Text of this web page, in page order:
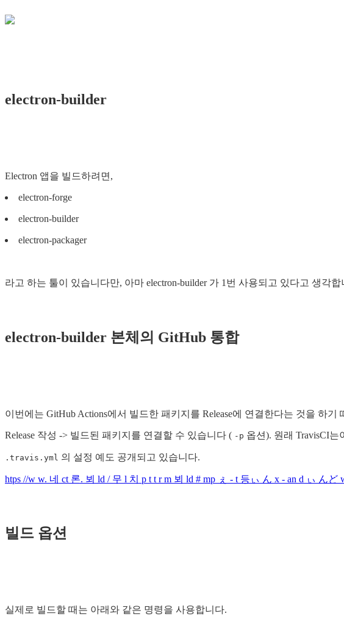
electron-builder
Electron 앱을 빌드하려면,
electron-forge
electron-builder
electron-packager
라고 하는 툴이 있습니다만, 아마 electron-builder 가 1번 사용되고 있다고 생각
electron-builder 본체의 GitHub 통합
이번에는 GitHub Actions에서 빌드한 패키지를 Release에 연결한다는 것을 하
Release 작성 -> 빌드된 패키지를 연결할 수 있습니다 ( -p 옵션). 원래 TravisCI
.travis.yml 의 설정 예도 공개되고 있습니다.
htps //w w. 네 ct 론. 뵈 ld / 무 l 치 p t t r m 뵈 ld # mp ぇ - t 등ぃ ん x - an d ぃ んど
빌드 옵션
실제로 빌드할 때는 아래와 같은 명령을 사용합니다.